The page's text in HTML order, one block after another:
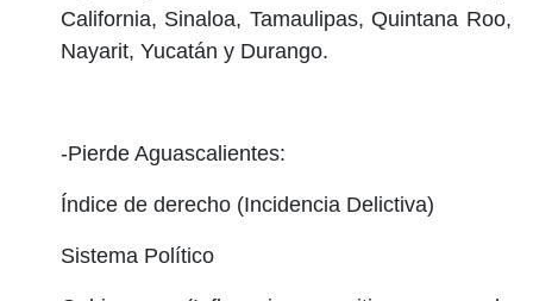
California, Sinaloa, Tamaulipas, Quintana Roo,
Nayarit, Yucatán y Durango.
-Pierde Aguascalientes:
Índice de derecho (Incidencia Delictiva)
Sistema Político